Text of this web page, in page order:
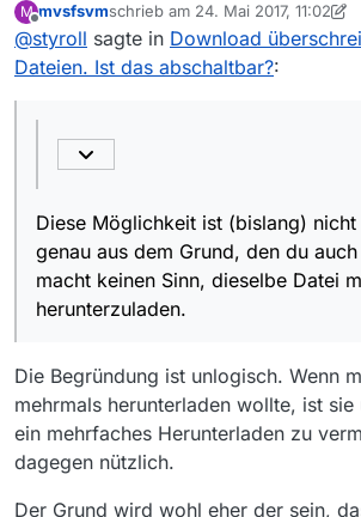
selbe datein neu zu laden und
den Download überspringen
Parametern habe ich aber keine
gefunden.
Diese Möglichkeit ist (bislang) nicht
aus dem Grund, den du auch
Sinn, dieselbe Datei mehrmals
Und wenn eine Sendung wider der
sollte ja in der Regel eher ein
sein.
M
Offline
mvsfsvmschrieb am 24. Mai 2017, 11:02
zuletzt editiert von mvsfsvm
@styroll sagte in Download
Dateien. Ist das abschaltbar?:
Diese Möglichkeit ist (bislang)
genau aus dem Grund, den du
macht keinen Sinn, dieselbe Datei
herunterzuladen.
Die Begründung ist unlogisch. Wenn
mehrmals herunterladen wollte, ist
ein mehrfaches Herunterladen zu
dagegen nützlich.
Der Grund wird wohl eher der sein,